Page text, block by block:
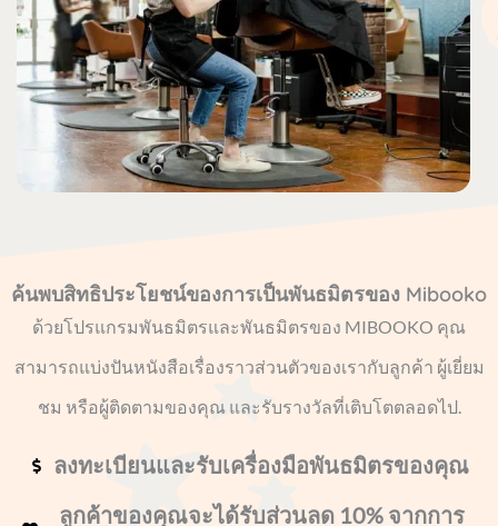
ค้นพบสิทธิประโยชน์ของการเป็นพันธมิตรของ Mibooko
ด้วยโปรแกรมพันธมิตรและพันธมิตรของ MIBOOKO คุณ
สามารถแบ่งปันหนังสือเรื่องราวส่วนตัวของเรากับลูกค้า ผู้เยี่ยม
ชม หรือผู้ติดตามของคุณ และรับรางวัลที่เติบโตตลอดไป.
ลงทะเบียนและรับเครื่องมือพันธมิตรของคุณ
ลูกค้าของคุณจะได้รับส่วนลด 10% จากการ